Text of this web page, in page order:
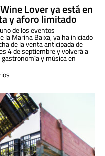
Lover ya está en
y aforo limitado
de los eventos
la Marina Baixa, ya ha iniciado
de la venta anticipada de
4 de septiembre y volverá a
gastronomía y música en